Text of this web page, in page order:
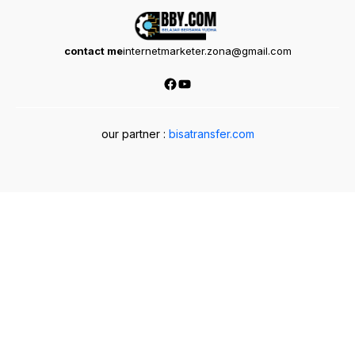
contact meinternetmarketer.zona@gmail.com
Facebook
YouTube
our partner : bisatransfer.com